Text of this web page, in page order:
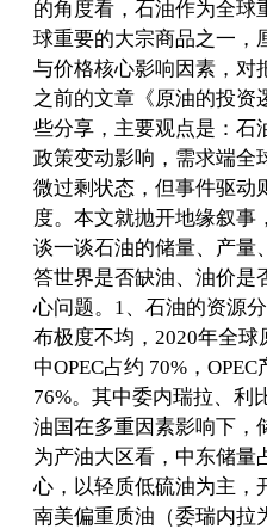
的角度看，石油作为全球
球重要的大宗商品之一，
与价格核心影响因素，对
之前的文章《原油的投资
些分享，主要观点是：石
政策变动影响，需求端全
微过剩状态，但事件驱动
度。本文就抛开地缘叙事
谈一谈石油的储量、产量
答世界是否缺油、油价是
心问题。1、石油的资源
布极度不均，2020年全
中OPEC占约 70%，
76%。其中委内瑞拉、利
油国在多重因素影响下，
为产油大区看，中东储量
心，以轻质低硫油为主，
南美偏重质油（委瑞内拉